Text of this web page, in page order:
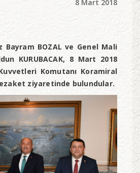
8 Mart 2018
Bayram BOZAL ve Genel Mali
KURUBACAK, 8 Mart 2018
Komutanı Koramiral
ziyaretinde bulundular.